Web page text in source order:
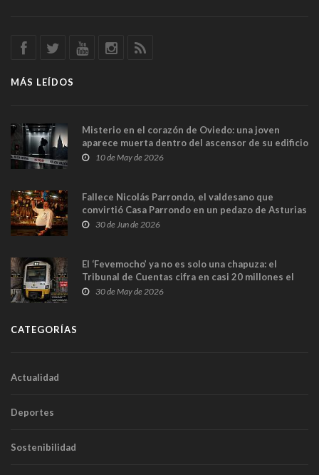
MÁS LEÍDOS
Misterio en el corazón de Oviedo: una joven
aparece muerta dentro del ascensor de su edificio
y las cámaras captan sus últimos minutos
10 de May de 2026
Fallece Nicolás Parrondo, el valdesano que
convirtió Casa Parrondo en un pedazo de Asturias
en Madrid
30 de Jun de 2026
El ‘Fevemocho’ ya no es solo una chapuza: el
Tribunal de Cuentas cifra en casi 20 millones el
sobrecoste de los trenes que no cabían por los
30 de May de 2026
CATEGORÍAS
Actualidad
Deportes
Sostenibilidad